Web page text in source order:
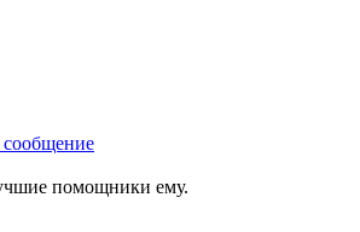
помощники ему.